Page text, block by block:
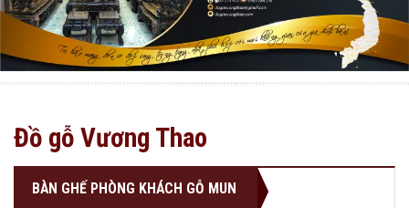
Đồ gỗ Vương Thao
BÀN GHẾ PHÒNG KHÁCH GỖ MUN